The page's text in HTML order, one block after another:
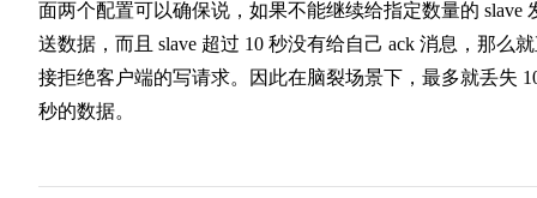
面两个配置可以确保说，如果不能继续给指定数量的 slave
送数据，而且 slave 超过 10 秒没有给自己 ack 消息，那么
接拒绝客户端的写请求。因此在脑裂场景下，最多就丢失
秒的数据。